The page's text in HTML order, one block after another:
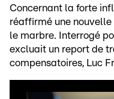
Concernant la forte
réaffirmé une nouvelle
le marbre. Interrogé
excluait un report de
compensatoires, Luc